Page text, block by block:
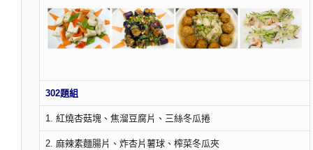
302題組
1. 紅燒杏菇塊、焦溜豆腐片、三絲冬瓜捲
2. 麻辣素麵腸片、炸杏片薯球、榨菜冬瓜夾